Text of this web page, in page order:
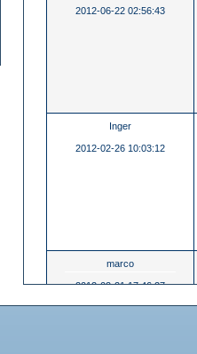
2012-06-22 02:56:43
Inger
2012-02-26 10:03:12
marco
2012-02-21 17:46:27